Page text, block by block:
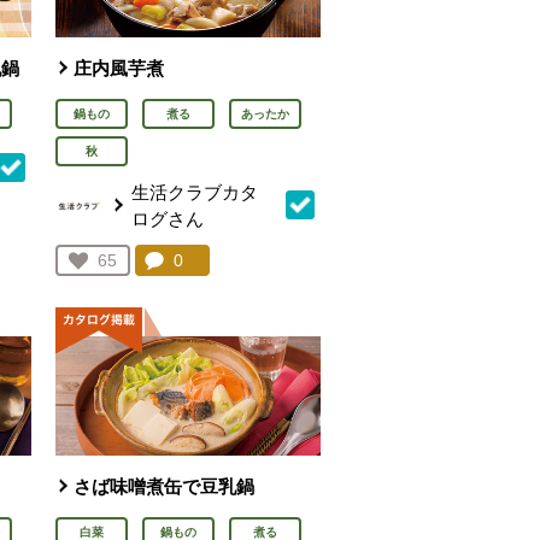
庄内風芋煮
鍋もの 煮る あったか
秋
生活クラブカタ
ログさん
お気に入り登録：
65
人が登録
コメント：
0件。コメントを見る。
さば味噌煮缶で豆乳鍋
白菜 鍋もの 煮る